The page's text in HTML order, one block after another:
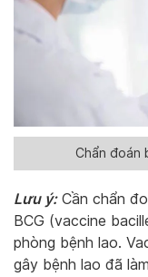
Chẩn đoán
Lưu ý:Cần chẩn
BCG (vaccine
phòng bệnh lao.
gây bệnh lao đã